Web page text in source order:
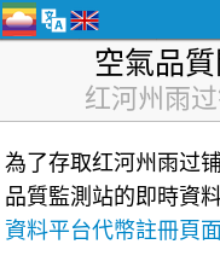
空氣品
红河州雨过
為了存取红河州雨过
品質監測站的即時資
資料平台代幣註冊頁